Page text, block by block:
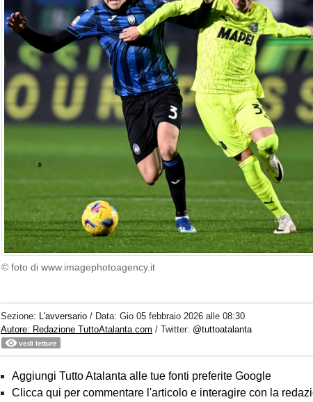
© foto di www.imagephotoagency.it
Sezione: L'avversario / Data:Gio 05 febbraio 2026 alle 08:30
Autore: Redazione TuttoAtalanta.com / Twitter: @tuttoatalanta
vedi letture
Aggiungi Tutto Atalanta alle tue fonti preferite Google
Clicca qui per commentare l'articolo e interagire con la